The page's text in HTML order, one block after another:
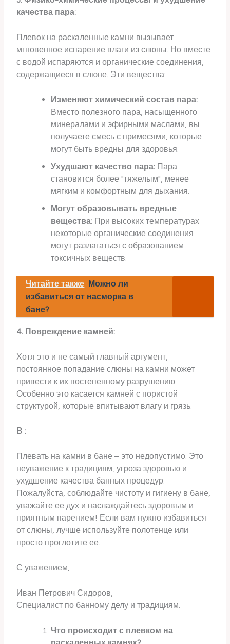
качества пара:
Плевок на раскаленные камни вызывает
мгновенное испарение влаги из слюны. Но вместе
с водой испаряются и органические соединения,
содержащиеся в слюне. Эти вещества:
Изменяют химический состав пара:
Вместо полезного пара, насыщенного
минералами и эфирными маслами, вы
получаете смесь с примесями, которые
могут быть вредны для здоровья.
Ухудшают качество пара:Пара
становится более "тяжелым", менее
мягким и комфортным для дыхания.
Могут образовывать вредные
вещества:При высоких температурах
некоторые органические соединения
могут разлагаться с образованием
токсичных веществ.
Читайте также Можно ли
избавиться от насморка в
бане?
4. Повреждение камней:
Хотя это и не самый главный аргумент,
постоянное попадание слюны на камни может
привести к их постепенному разрушению.
Особенно это касается камней с пористой
структурой, которые впитывают влагу и грязь.
В :
Плевать на камни в бане – это недопустимо. Это
неуважение к традициям, угроза здоровью и
ухудшение качества банных процедур.
Пожалуйста, соблюдайте чистоту и гигиену в бане,
уважайте ее дух и наслаждайтесь здоровым и
приятным парением! Если вам нужно избавиться
от слюны, лучше используйте полотенце или
просто проглотите ее.
С уважением,
Иван Петрович Сидоров,
Специалист по банному делу и традициям.
Что происходит с плевком на